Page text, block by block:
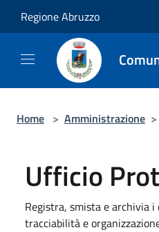
Regione Abruzzo
Home > Amministrazione >
Ufficio
Registra, smista e archivia
tracciabilità e